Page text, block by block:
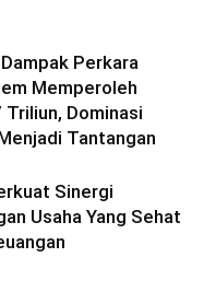
Perkara
Memperoleh
Dominasi
Tantangan
Sinergi
Usaha Yang Sehat